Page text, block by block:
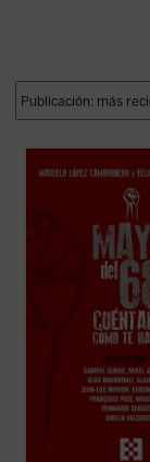
conversaciones con
personalidades españolas y
(protagonistas todas ellas
acontecimientos),
fundamentales de aquel
mayo, tales como la